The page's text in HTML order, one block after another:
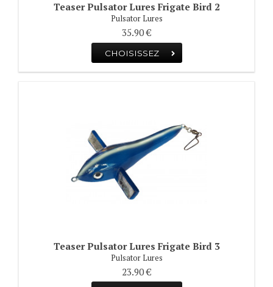
Teaser Pulsator Lures Frigate Bird 2
Pulsator Lures
35.90 €
CHOISISSEZ
Teaser Pulsator Lures Frigate Bird 3
Pulsator Lures
23.90 €